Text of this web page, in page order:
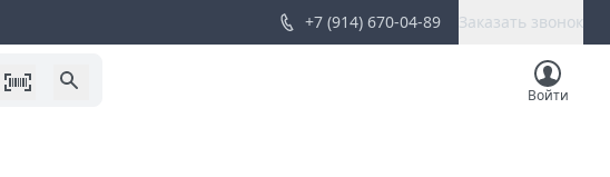
+7 (914) 670-04-89 Заказать звонок
Войти